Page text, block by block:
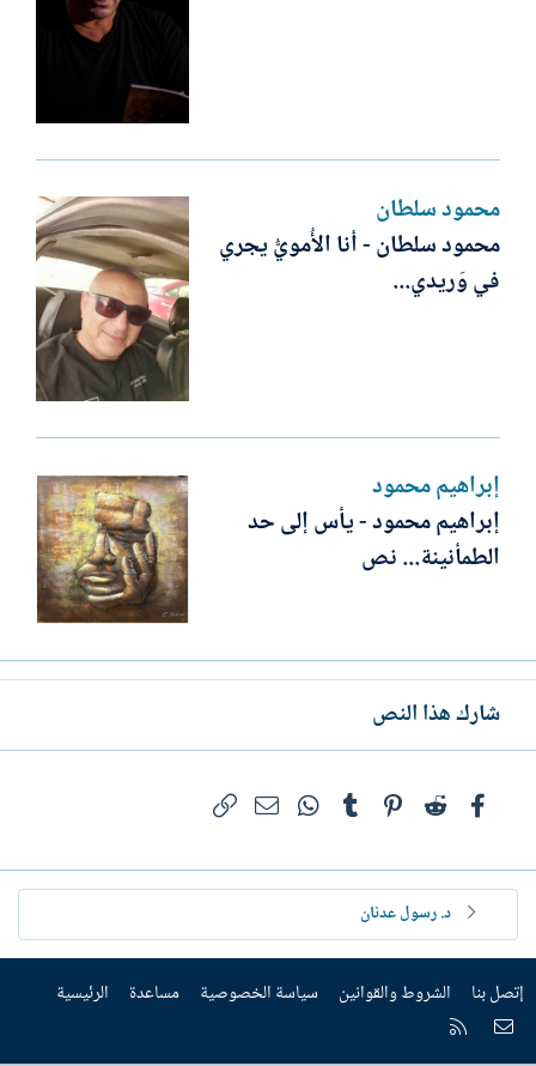
محمود سلطان
محمود سلطان - أنا الأُمويُّ يجري
في وَريدي...
إبراهيم محمود
إبراهيم محمود - يأس إلى حد
الطمأنينة... نص
شارك هذا النص
فيسبوكReddit
Pinterest
Tumblr
WhatsAppالبريد الإلكتروني
د. رسول عدنان
إتصل بنا الشروط والقوانين سياسة الخصوصية مساعدة الرئيسية
إتصل بنا